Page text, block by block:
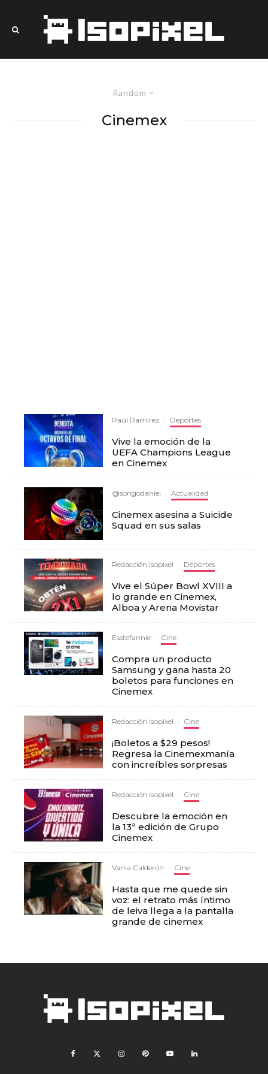
Random
Cinemex
Raúl Ramírez · Deportes
Vive la emoción de la
UEFA Champions League
en Cinemex
@songodaniel · Actualidad
Cinemex asesina a Suicide
Squad en sus salas
Redacción Isopixel · Deportes
Vive el Súper Bowl XVIII a
lo grande en Cinemex,
Alboa y Arena Movistar
Esstefannie · Cine
Compra un producto
Samsung y gana hasta 20
boletos para funciones en
Cinemex
Redacción Isopixel · Cine
¡Boletos a $29 pesos!
Regresa la Cinemexmanía
con increíbles sorpresas
Redacción Isopixel · Cine
Descubre la emoción en
la 13ª edición de Grupo
Cinemex
Vania Calderón · Cine
Hasta que me quede sin
voz: el retrato más íntimo
de leiva llega a la pantalla
grande de cinemex